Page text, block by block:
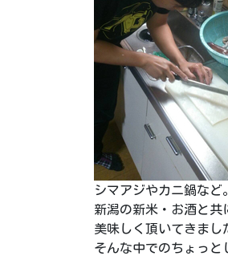
シマアジやカニ鍋など。
新潟の新米・お酒と共
美味しく頂いてきまし
そんな中でのちょっと